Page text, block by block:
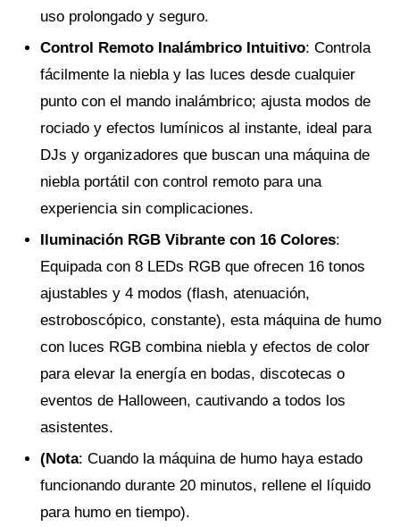
uso prolongado y seguro.
Control Remoto Inalámbrico Intuitivo: Controla
fácilmente la niebla y las luces desde cualquier
punto con el mando inalámbrico; ajusta modos de
rociado y efectos lumínicos al instante, ideal para
DJs y organizadores que buscan una máquina de
niebla portátil con control remoto para una
experiencia sin complicaciones.
Iluminación RGB Vibrante con 16 Colores:
Equipada con 8 LEDs RGB que ofrecen 16 tonos
ajustables y 4 modos (flash, atenuación,
estroboscópico, constante), esta máquina de humo
con luces RGB combina niebla y efectos de color
para elevar la energía en bodas, discotecas o
eventos de Halloween, cautivando a todos los
asistentes.
(Nota: Cuando la máquina de humo haya estado
funcionando durante 20 minutos, rellene el líquido
para humo en tiempo).